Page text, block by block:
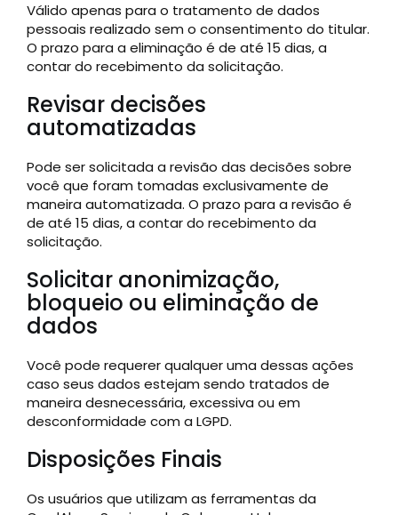
Válido apenas para o tratamento de dados
pessoais realizado sem o consentimento do titular.
O prazo para a eliminação é de até 15 dias, a
contar do recebimento da solicitação.
Revisar decisões
automatizadas
Pode ser solicitada a revisão das decisões sobre
você que foram tomadas exclusivamente de
maneira automatizada. O prazo para a revisão é
de até 15 dias, a contar do recebimento da
solicitação.
Solicitar anonimização,
bloqueio ou eliminação de
dados
Você pode requerer qualquer uma dessas ações
caso seus dados estejam sendo tratados de
maneira desnecessária, excessiva ou em
desconformidade com a LGPD.
Disposições Finais
Os usuários que utilizam as ferramentas da